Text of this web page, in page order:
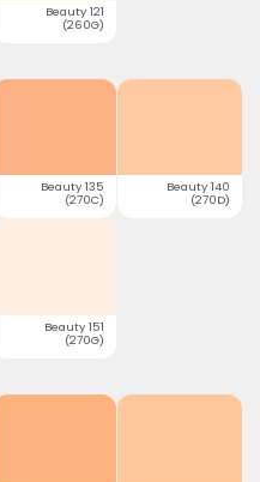
Beauty 121
(260G)
Beauty 135
(270C)
Beauty 140
(270D)
Beauty 151
(270G)